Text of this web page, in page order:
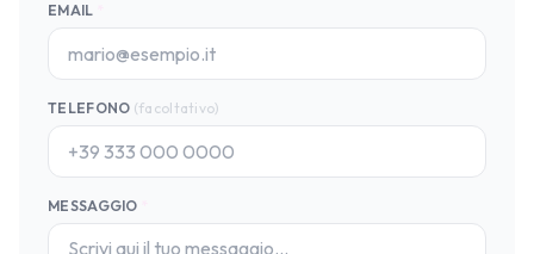
EMAIL
TELEFONO (facoltativo)
MESSAGGIO